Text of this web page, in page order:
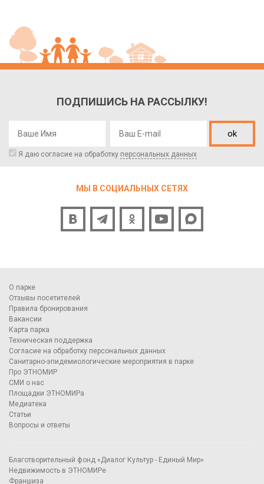
ПОДПИШИСЬ НА РАССЫЛКУ!
ok
Я даю согласие на обработку персональных данных
МЫ В СОЦИАЛЬНЫХ СЕТЯХ
О парке
Отзывы посетителей
Правила бронирования
Вакансии
Карта парка
Техническая поддержка
Согласие на обработку персональных данных
Санитарно-эпидемиологические мероприятия в парке
Про ЭТНОМИР
СМИ о нас
Площадки ЭТНОМИРа
Медиатека
Статьи
Вопросы и ответы
Благотворительный фонд «Диалог Культур - Единый Мир»
Недвижимость в ЭТНОМИРе
Франшиза